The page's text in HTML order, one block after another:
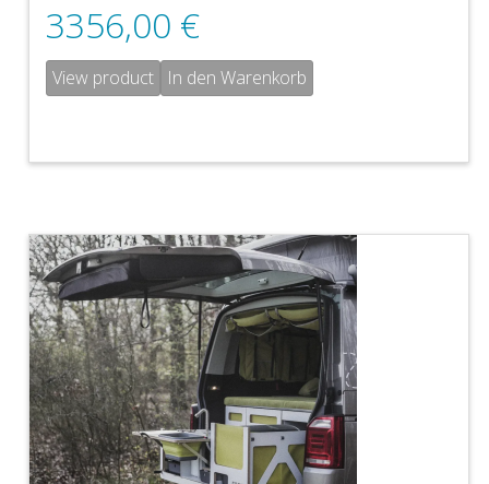
3356,00 €
View product In den Warenkorb